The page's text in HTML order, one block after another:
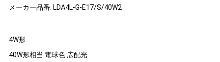
メーカー品番: LDA4L-G-E17/S/40W2
4W形
40W形相当 電球色 広配光